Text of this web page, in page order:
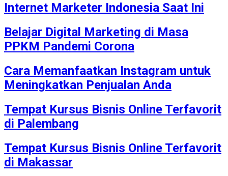
Internet Marketer Indonesia Saat Ini
Belajar Digital Marketing di Masa
PPKM Pandemi Corona
Cara Memanfaatkan Instagram untuk
Meningkatkan Penjualan Anda
Tempat Kursus Bisnis Online Terfavorit
di Palembang
Tempat Kursus Bisnis Online Terfavorit
di Makassar